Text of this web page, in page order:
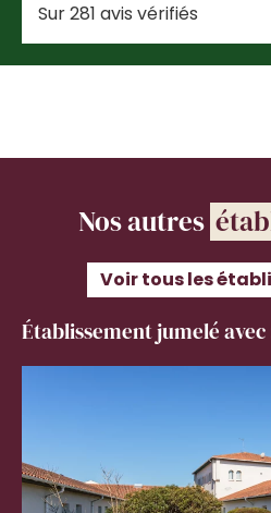
Sur 281 avis vérifiés
Nos autres
Voir tous les
Établissement jumelé avec